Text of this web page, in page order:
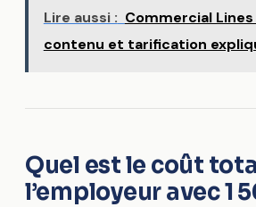
Lire aussi : Commercial Lines
contenu et tarification
Quel est le coût
l’employeur avec 1